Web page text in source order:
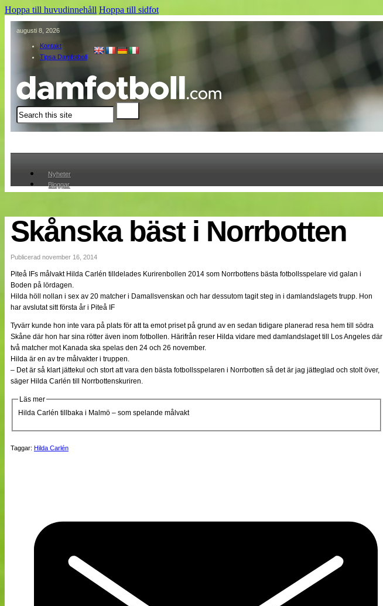
Hoppa till huvudinnehåll Hoppa till sidfot
augusti 8, 2026
Kontakt
Tipsa Damfotboll
Sök
Nyheter
Bloggar
Cuper
Medlemmar
Medlemsbilder
Om oss
NÄTverket
Bloggar
Lagen
Webb-TV
Cuper
Medlemmar
Medlemsbilder
Om oss
NÄTverket
Skånska bäst i Norrbotten
Publicerad november 16, 2014
Piteå IFs målvakt Hilda Carlén tilldelades Kurirenbollen 2014 som Norrbottens bästa fotbollsspelare vid galan i
Boden på lördagen.
Hilda höll nollan i sex av 20 matcher i Damallsvenskan och har dessutom tagit steg in i damlandslagets trupp. Hon
har avslutat sitt första år i Piteå IF
Tyvärr kunde hon inte vara på plats för att ta emot priset på grund av en sedan tidigare planerad resa hem till södra
Skåne där hon har sina rötter även inom fotbollen. Härifrån reser Hilda vidare med damlandslaget till Los Angeles där
två matcher mot Kanada ska spelas den 24 och 26 november.
Hilda är en av tre målvakter i truppen.
– Det är så klart jättekul och stort att vara den bästa fotbollsspelaren i Norrbotten så det är jag jätteglad och stolt över,
säger Hilda Carlén till Norrbottenskuriren.
Läs mer
Hilda Carlén tillbaka i Malmö – som spelande målvakt
Taggar: Hilda Carlén